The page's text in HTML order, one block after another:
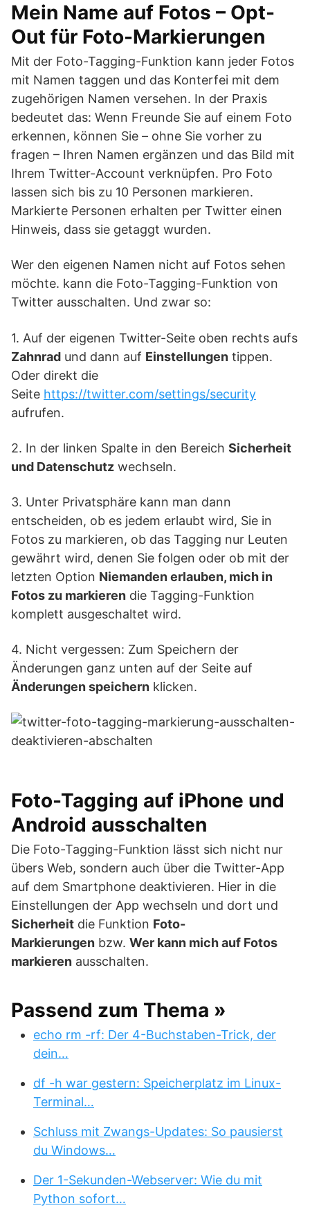
Mein Name auf Fotos – Opt-
Out für Foto-Markierungen
Mit der Foto-Tagging-Funktion kann jeder Fotos
mit Namen taggen und das Konterfei mit dem
zugehörigen Namen versehen. In der Praxis
bedeutet das: Wenn Freunde Sie auf einem Foto
erkennen, können Sie – ohne Sie vorher zu
fragen – Ihren Namen ergänzen und das Bild mit
Ihrem Twitter-Account verknüpfen. Pro Foto
lassen sich bis zu 10 Personen markieren.
Markierte Personen erhalten per Twitter einen
Hinweis, dass sie getaggt wurden.
Wer den eigenen Namen nicht auf Fotos sehen
möchte. kann die Foto-Tagging-Funktion von
Twitter ausschalten. Und zwar so:
1. Auf der eigenen Twitter-Seite oben rechts aufs
Zahnrad und dann auf Einstellungen tippen.
Oder direkt die
Seite https://twitter.com/settings/security
aufrufen.
2. In der linken Spalte in den Bereich Sicherheit
und Datenschutz wechseln.
3. Unter Privatsphäre kann man dann
entscheiden, ob es jedem erlaubt wird, Sie in
Fotos zu markieren, ob das Tagging nur Leuten
gewährt wird, denen Sie folgen oder ob mit der
letzten Option Niemanden erlauben, mich in
Fotos zu markieren die Tagging-Funktion
komplett ausgeschaltet wird.
4. Nicht vergessen: Zum Speichern der
Änderungen ganz unten auf der Seite auf
Änderungen speichern klicken.
Foto-Tagging auf iPhone und
Android ausschalten
Die Foto-Tagging-Funktion lässt sich nicht nur
übers Web, sondern auch über die Twitter-App
auf dem Smartphone deaktivieren. Hier in die
Einstellungen der App wechseln und dort und
Sicherheit die Funktion Foto-
Markierungen bzw. Wer kann mich auf Fotos
markieren ausschalten.
Passend zum Thema »
echo rm -rf: Der 4-Buchstaben-Trick, der
dein…
df -h war gestern: Speicherplatz im Linux-
Terminal…
Schluss mit Zwangs-Updates: So pausierst
du Windows…
Der 1-Sekunden-Webserver: Wie du mit
Python sofort…